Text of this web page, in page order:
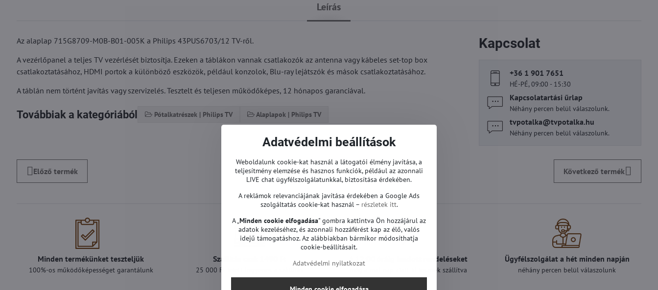
Leírás
Az alaplap 715G8709-M0B-B01-005K a Philips 43PUS6703/12 TV-ről.
A vezérlőpanel a teljes TV vezérlését biztosítja. Ezeken a táblákon vannak csatlakozók az antenna vagy kábeles set-top box
csatlakoztatásához, HDMI portok a különböző eszközök, például konzolok, Blu-ray lejátszók és mások csatlakoztatásához.
A táblán nem történt javítás vagy szervizelés. Tesztelt és teljesen működőképes, 12 hónapos garanciával.
Továbbiak a kategóriából Pótalkatrészek | Philips TV Alaplapok | Philips TV
Kapcsolat
+36 1 901 7651
HÉ-PÉ, 09:00 - 15:30
Kapcsolatartási űrlap
Néhány percen belül válaszolunk.
tvpotalka​@tvpotalka​.hu
Néhány percen belül válaszolunk.
Előző termék Következő termék
Minden termékünket teszteljük
100%-os működőképességet garantálunk
Szállítás csak 1490 Ft
25 000 Ft felett ingyenes a szállítás
A 12:00 óráig leadott rendeléseket
még a mai nap alatt ki lesznek szállítva
Ügyfélszolgálat a hét minden napján
néhány percen belül válaszolunk
Adatvédelmi beállítások
Weboldalunk cookie-kat használ a látogatói élmény javítása, a
teljesítmény elemzése és hasznos funkciók, például az azonnali
LIVE chat ügyfélszolgálatunkkal, biztosítása érdekében.
A reklámok relevanciájának javítása érdekében a Google Ads
szolgáltatás cookie-kat használ – részletek itt.
A „ Minden cookie elfogadása" gombra kattintva Ön hozzájárul az
adatok kezeléséhez, és azonnali hozzáférést kap az élő, valós
idejű támogatáshoz. Az alábbiakban bármikor módosíthatja
cookie-beállításait.
Adatvédelmi nyilatkozat